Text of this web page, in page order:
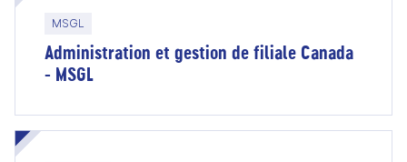
MSGL
Administration et gestion de filiale Canada
- MSGL